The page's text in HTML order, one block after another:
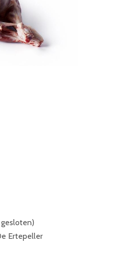
Ertepeller